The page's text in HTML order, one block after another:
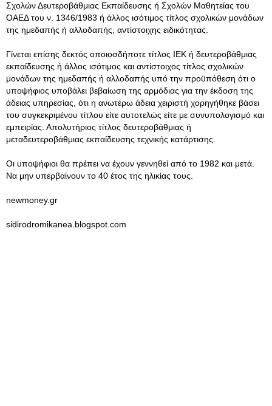
Σχολών Δευτεροβάθμιας Εκπαίδευσης ή Σχολών Μαθητείας του
ΟΑΕΔ του ν. 1346/1983 ή άλλος ισότιμος τίτλος σχολικών μονάδων
της ημεδαπής ή αλλοδαπής, αντίστοιχης ειδικότητας.
Γίνεται επίσης δεκτός οποιοσδήποτε τίτλος ΙΕΚ ή δευτεροβάθμιας
εκπαίδευσης ή άλλος ισότιμος και αντίστοιχος τίτλος σχολικών
μονάδων της ημεδαπής ή αλλοδαπής υπό την προϋπόθεση ότι ο
υποψήφιος υποβάλει βεβαίωση της αρμόδιας για την έκδοση της
άδειας υπηρεσίας, ότι η ανωτέρω άδεια χειριστή χορηγήθηκε βάσει
του συγκεκριμένου τίτλου είτε αυτοτελώς είτε με συνυπολογισμό και
εμπειρίας. Απολυτήριος τίτλος δευτεροβάθμιας ή
μεταδευτεροβάθμιας εκπαίδευσης τεχνικής κατάρτισης.
Οι υποψήφιοι θα πρέπει να έχουν γεννηθεί από το 1982 και μετά.
Να μην υπερβαίνουν το 40 έτος της ηλικίας τους.
newmoney.gr
sidirodromikanea.blogspot.com